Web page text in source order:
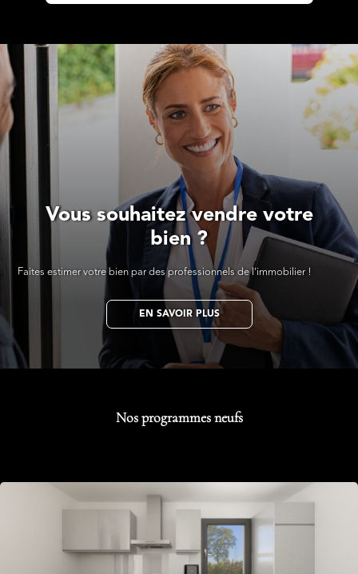
Vous souhaitez vendre votre
bien ?
Faites estimer votre bien par des professionnels de l’immobilier !
EN SAVOIR PLUS
Nos programmes neufs